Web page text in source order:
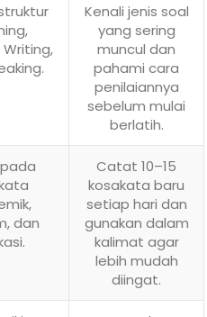
Kenali jenis soal
yang sering
muncul dan
pahami cara
penilaiannya
sebelum mulai
berlatih.
dan
Catat 10–15
kosakata baru
setiap hari dan
gunakan dalam
kalimat agar
lebih mudah
diingat.